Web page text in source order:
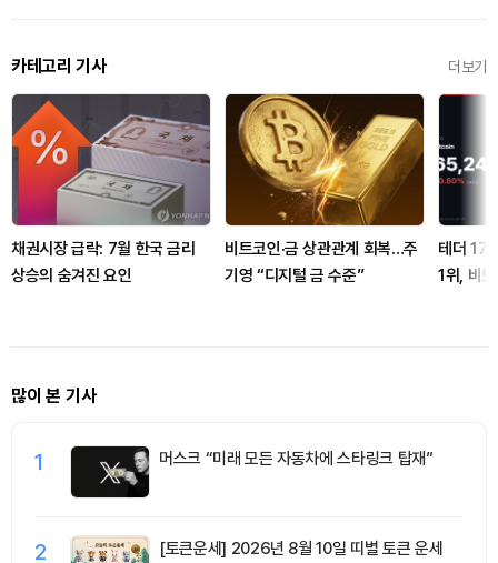
카테고리 기사 더보기
채권시장 급락: 7월 한국 금리
상승의 숨겨진 요인
비트코인·금 상관관계 회복…주
기영 “디지털 금 수준”
테더
1위, 비
많이 본 기사
1 머스크 “미래 모든 자동차에 스타링크 탑재”
2 [토큰운세] 2026년 8월 10일 띠별 토큰 운세